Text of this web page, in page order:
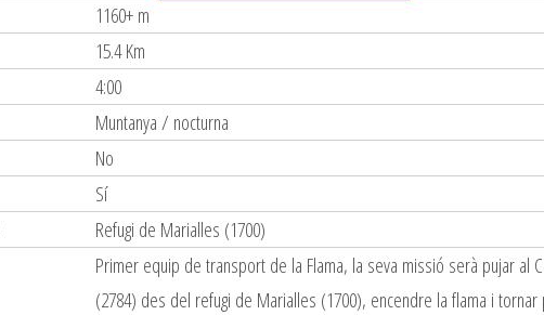
1160+ m
15.4 Km
4:00
Muntanya / nocturna
No
Sí
Refugi de Marialles (1700)
Primer equip de transport de la Flama, la seva missió serà pujar al
(2784) des del refugi de Marialles (1700), encendre la flama i